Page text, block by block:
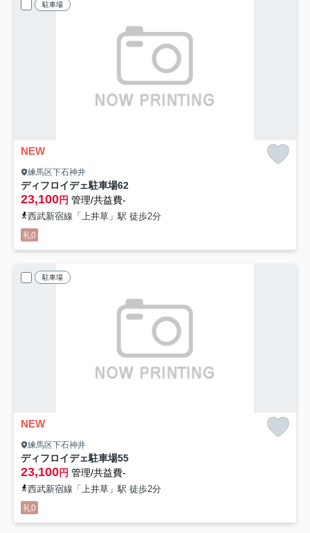
駐車場
NEW
練馬区下石神井
ディフロイデェ駐車場62
23,100円 管理/共益費-
西武新宿線「上井草」駅 徒歩2分
礼0
駐車場
NEW
練馬区下石神井
ディフロイデェ駐車場55
23,100円 管理/共益費-
西武新宿線「上井草」駅 徒歩2分
礼0